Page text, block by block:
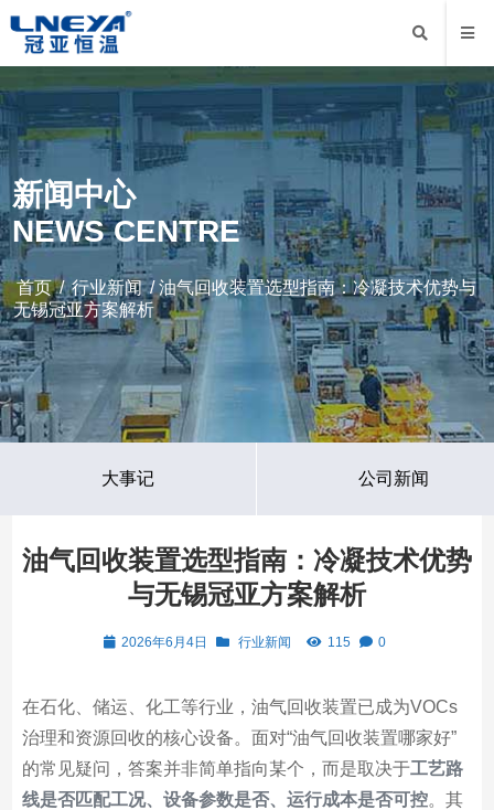
新闻中心
NEWS CENTRE
首页/行业新闻/ 油气回收装置选型指南：冷凝技术优势与
无锡冠亚方案解析
大事记 公司新闻
油气回收装置选型指南：冷凝技术优势
与无锡冠亚方案解析
2026年6月4日 行业新闻 115 0
在石化、储运、化工等行业，油气回收装置已成为VOCs
治理和资源回收的核心设备。面对“油气回收装置哪家好”
的常见疑问，答案并非简单指向某个，而是取决于工艺路
线是否匹配工况、设备参数是否、运行成本是否可控。其